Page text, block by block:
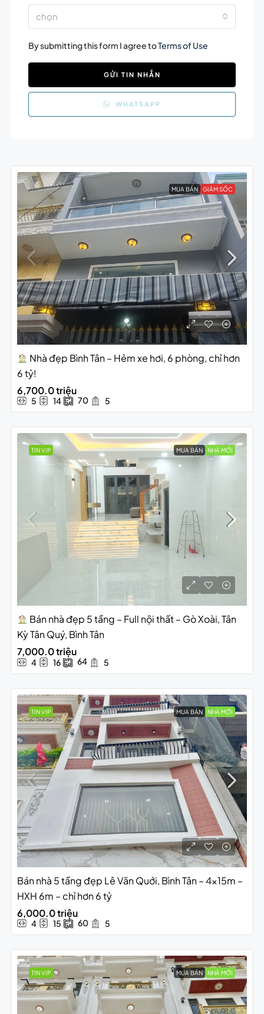
chọn
By submitting this form I agree toTerms of Use
GỬI TIN NHẮN
WHATSAPP
MUA BÁN GIẢM SỐC
Nhà đẹp Bình Tân – Hẻm xe hơi, 6 phòng, chỉ hơn
6 tỷ!
6,700.0 triệu
5 14 70 5
TIN VIP MUA BÁN NHÀ MỚI
Bán nhà đẹp 5 tầng – Full nội thất – Gò Xoài, Tân
Kỳ Tân Quý, Bình Tân
7,000.0 triệu
4 16 64 5
TIN VIP MUA BÁN NHÀ MỚI
Bán nhà 5 tầng đẹp Lê Văn Quới, Bình Tân – 4x15m –
HXH 6m – chỉ hơn 6 tỷ
6,000.0 triệu
4 15 60 5
TIN VIP MUA BÁN NHÀ MỚI